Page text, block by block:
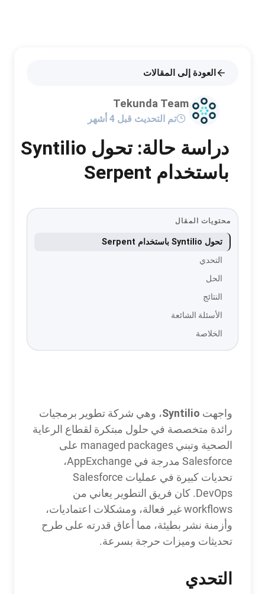
العودة إلى المقالات
Tekunda Team
تم التحديث قبل 4 أشهر
دراسة حالة: تحول Syntilio
باستخدام Serpent
محتويات المقال
تحول Syntilio باستخدام Serpent
التحدي
الحل
النتائج
الأسئلة الشائعة
الخلاصة
تحول
Serpent
واجهت Syntilio، وهي شركة تطوير برمجيات
رائدة متخصصة في حلول مبتكرة لقطاع الرعاية
الصحية وتبني managed packages على
Salesforce مدرجة في AppExchange،
تحديات كبيرة في عمليات Salesforce
DevOps. كان فريق التطوير يعاني من
workflows غير فعالة، ومشكلات اعتماديات،
وأزمنة نشر بطيئة، مما أعاق قدرته على طرح
تحديثات وميزات حرجة بسرعة.
التحدي